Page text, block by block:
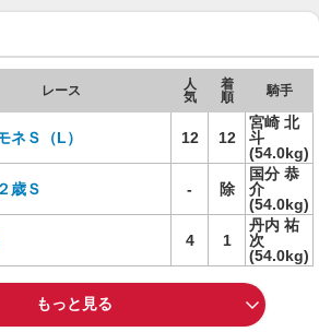
レース
人
気
着
順
騎手
ネＳ（L） 12 12
宮崎 北
斗
(54.0kg)
歳Ｓ - 除
国分 恭
介
(54.0kg)
4 1
丹内 祐
次
(54.0kg)
もっと見る